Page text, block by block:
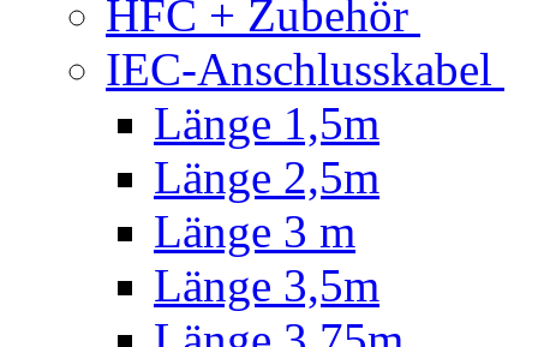
HFC + Zubehör
IEC-Anschlusskabel
Länge 1,5m
Länge 2,5m
Länge 3 m
Länge 3,5m